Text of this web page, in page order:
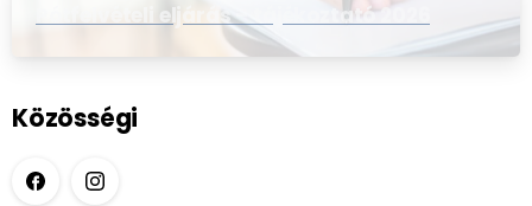
Pótfelvételi eljárás – tájékoztató 2026
Közösségi